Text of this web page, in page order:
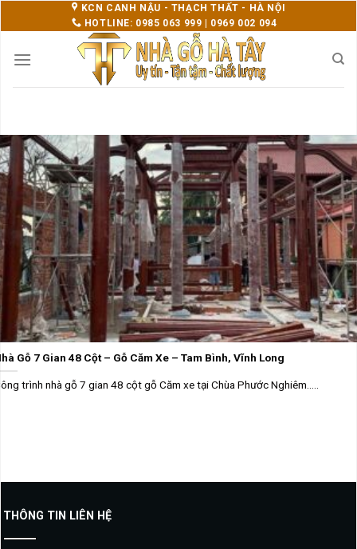
to
KCN CANH NẬU - THẠCH THẤT - HÀ NỘI
HOTLINE: 0985 063 999 | 0969 002 094
Gỗ 7 Gian 48 Cột – Gỗ Căm Xe – Tam Bình, Vĩnh Long
trình nhà gỗ 7 gian 48 cột gỗ Căm xe tại Chùa Phước Nghiêm.....
THÔNG TIN LIÊN HỆ